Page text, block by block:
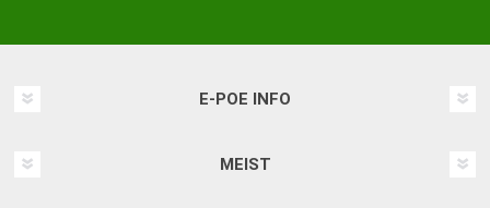
E-POE INFO
MEIST